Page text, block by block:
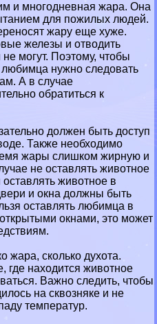
и многодневная жара. Она
для пожилых людей.
жару еще хуже.
железы и отводить
могут. Поэтому, чтобы
нужно следовать
А в случае
обратиться к
должен быть доступ
Также необходимо
жары слишком жирную и
не оставлять животное
животное в
и окна должны быть
оставлять любимца в
окнами, это может
жара, сколько духота.
находится животное
Важно следить, чтобы
на сквозняке и не
температур.